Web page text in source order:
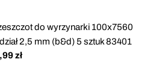
do wyrzynarki 100x7560
2,5 mm (b&d) 5 sztuk 83401
zł